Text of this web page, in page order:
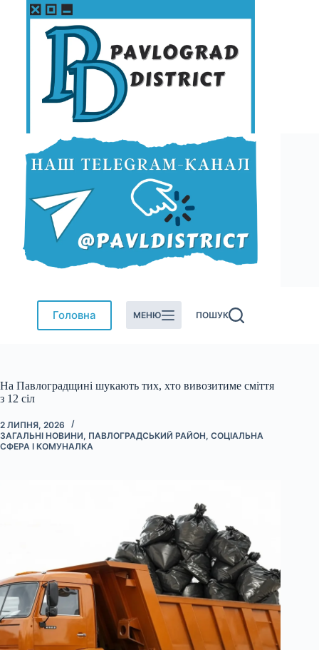
Перейти
Головна МЕНЮ ПОШУК
На Павлоградщині шукають тих, хто вивозитиме сміття
з 12 сіл
2 ЛИПНЯ, 2026
ЗАГАЛЬНІ НОВИНИ, ПАВЛОГРАДСЬКИЙ РАЙОН, СОЦІАЛЬНА
СФЕРА І КОМУНАЛКА